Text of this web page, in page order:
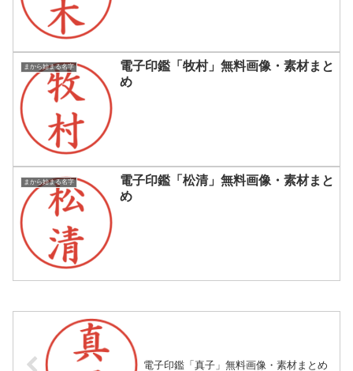
まから始まる名字
電子印鑑「牧村」無料画像・素材まと
め
まから始まる名字
電子印鑑「松清」無料画像・素材まと
め
電子印鑑「真子」無料画像・素材まとめ